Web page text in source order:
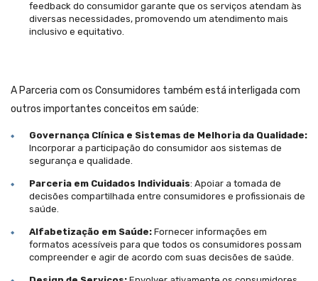
feedback do consumidor garante que os serviços atendam às
diversas necessidades, promovendo um atendimento mais
inclusivo e equitativo.
A Parceria com os Consumidores também está interligada com
outros importantes conceitos em saúde:
Governança Clínica e Sistemas de Melhoria da Qualidade:
Incorporar a participação do consumidor aos sistemas de
segurança e qualidade.
Parceria em Cuidados Individuais: Apoiar a tomada de
decisões compartilhada entre consumidores e profissionais de
saúde.
Alfabetização em Saúde: Fornecer informações em
formatos acessíveis para que todos os consumidores possam
compreender e agir de acordo com suas decisões de saúde.